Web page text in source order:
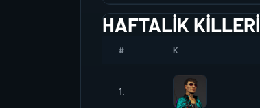
HAFTALIK KILLERI
# K
1.